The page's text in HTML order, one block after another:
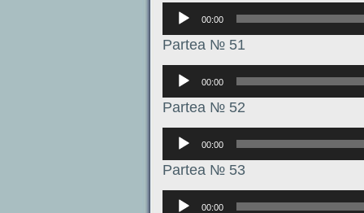
Аудиоплеер
00:00
Partea № 51
Аудиоплеер
00:00
Partea № 52
Аудиоплеер
00:00
Partea № 53
Аудиоплеер
00:00